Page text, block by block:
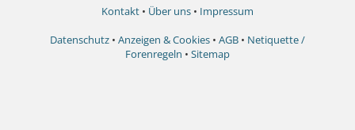
Kontakt • Über uns • Impressum
Datenschutz • Anzeigen & Cookies • AGB • Netiquette /
Forenregeln • Sitemap